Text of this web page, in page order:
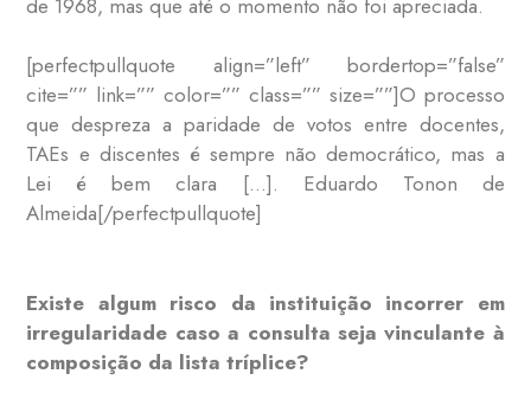
de 1968, mas que até o momento não foi apreciada.
[perfectpullquote align=”left” bordertop=”false”
cite=”” link=”” color=”” class=”” size=””]O processo
que despreza a paridade de votos entre docentes,
TAEs e discentes é sempre não democrático, mas a
Lei é bem clara […]. Eduardo Tonon de
Almeida[/perfectpullquote]
Existe algum risco da instituição incorrer em
irregularidade caso a consulta seja vinculante à
composição da lista tríplice?